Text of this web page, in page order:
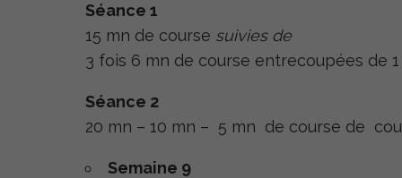
Séance 1
15 mn de course suivies de
3 fois 6 mn de course entrecoupées de
Séance 2
20 mn – 10 mn – 5 mn de course de
Semaine 9